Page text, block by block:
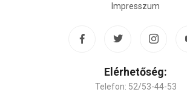
Impresszum
Elérhetőség:
Telefon: 52/53-44-53